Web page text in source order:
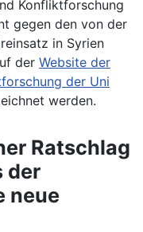
Konfliktforschung
gegen den von der
in Syrien
der Website der
der Uni
werden.
Ratschlag
der
neue